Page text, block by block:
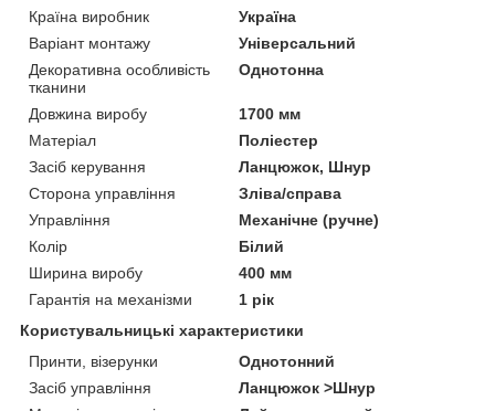
Країна виробник
Україна
Варіант монтажу
Універсальний
Декоративна особливість
тканини
Однотонна
Довжина виробу
1700 мм
Матеріал
Поліестер
Засіб керування
Ланцюжок, Шнур
Сторона управління
Зліва/справа
Управління
Механічне (ручне)
Колір
Білий
Ширина виробу
400 мм
Гарантія на механізми
1 рік
Користувальницькі характеристики
Принти, візерунки
Однотонний
Засіб управління
Ланцюжок >Шнур